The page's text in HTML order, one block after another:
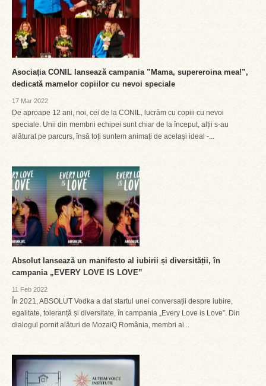
Asociația CONIL lansează campania ”Mama, supereroina mea!”,
dedicată mamelor copiilor cu nevoi speciale
17 Mar 2022
De aproape 12 ani, noi, cei de la CONIL, lucrăm cu copiii cu nevoi
speciale. Unii din membrii echipei sunt chiar de la început, alții s-au
alăturat pe parcurs, însă toți suntem animați de același ideal -...
Absolut lansează un manifesto al iubirii și diversității, în
campania „EVERY LOVE IS LOVE”
11 Feb 2022
În 2021, ABSOLUT Vodka a dat startul unei conversații despre iubire,
egalitate, toleranță și diversitate, în campania „Every Love is Love”. Din
dialogul pornit alături de MozaiQ România, membri ai...